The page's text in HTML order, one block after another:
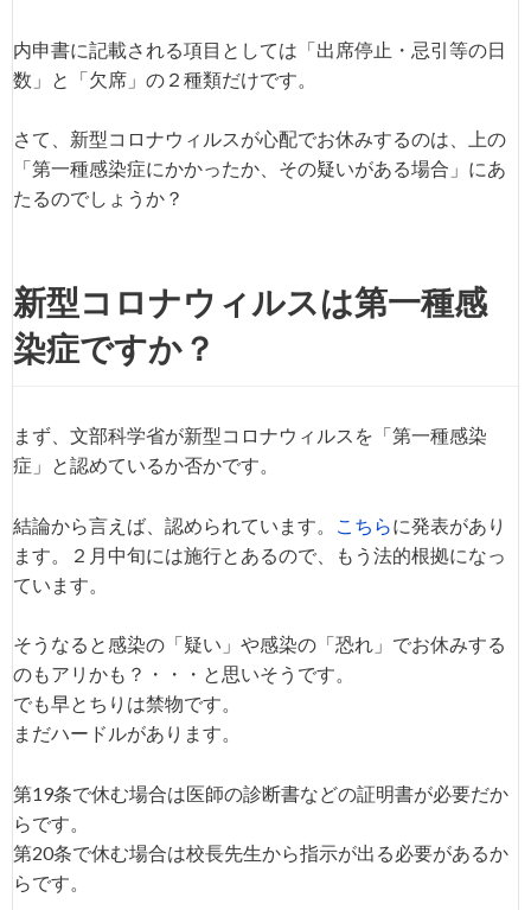
忌引 なし
親や祖父母が死亡し、葬儀に参
公欠 なし
学校が認めた行事に参加するた
欠席 減点
上記に該当しない全てのお休み
内申書に記載される項目としては「出席停止・忌引等の日
数」と「欠席」の２種類だけです。
さて、新型コロナウィルスが心配でお休みするのは、上の
「第一種感染症にかかったか、その疑いがある場合」にあ
たるのでしょうか？
新型コロナウィルスは第一種感
染症ですか？
まず、文部科学省が新型コロナウィルスを「第一種感染
症」と認めているか否かです。
結論から言えば、認められています。 こちらに発表があり
ます。２月中旬には施行とあるので、もう法的根拠になっ
ています。
そうなると感染の「疑い」や感染の「恐れ」でお休みする
のもアリかも？・・・と思いそうです。
でも早とちりは禁物です。
まだハードルがあります。
第19条で休む場合は医師の診断書などの証明書が必要だか
らです。
第20条で休む場合は校長先生から指示が出る必要があるか
らです。